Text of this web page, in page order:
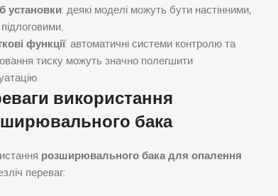
установки: деякі моделі можуть бути настінними,
функції: автоматичні системи контролю та
тиску можуть значно полегшити
використання
бака
розширювального бака для опалення
переваг: